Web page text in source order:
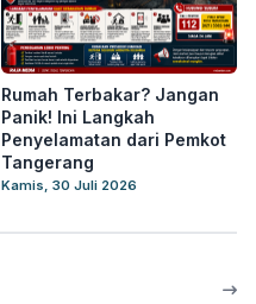
Rumah Terbakar? Jangan
Panik! Ini Langkah
Penyelamatan dari Pemkot
Tangerang
Kamis, 30 Juli 2026